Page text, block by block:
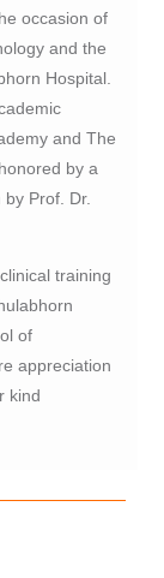
occasion of
and the
Hospital.
and The
by a
Prof. Dr.
training
of
appreciation
kind